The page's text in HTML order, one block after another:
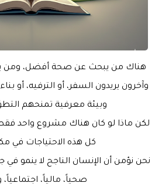
هناك من يبحث عن صحة أفضل، ومن
وآخرون يريدون السفر، أو الترفيه، أو
وبيئة معرفية تمنحهم
لكن ماذا لو كان هناك مشروع واحد
كل هذه الاحتياجات في
نحن نؤمن أن الإنسان الناجح لا ينمو
صحياً، مالياً، اجتماعياً،